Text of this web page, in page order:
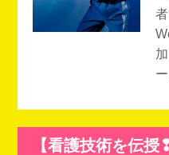
【看護技術を伝